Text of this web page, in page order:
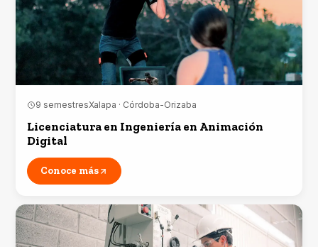
9 semestresXalapa · Córdoba-Orizaba
Licenciatura en Ingeniería en Animación
Digital
Conoce más